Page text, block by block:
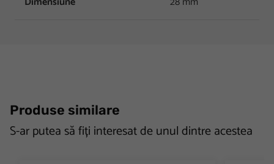
Produse similare
S-ar putea să fiți interesat de unul dintre acestea